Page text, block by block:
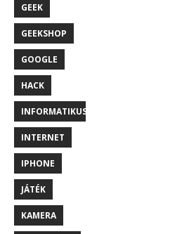
GEEK
GEEKSHOP
GOOGLE
HACK
INFORMATIKUS
INTERNET
IPHONE
JÁTÉK
KAMERA